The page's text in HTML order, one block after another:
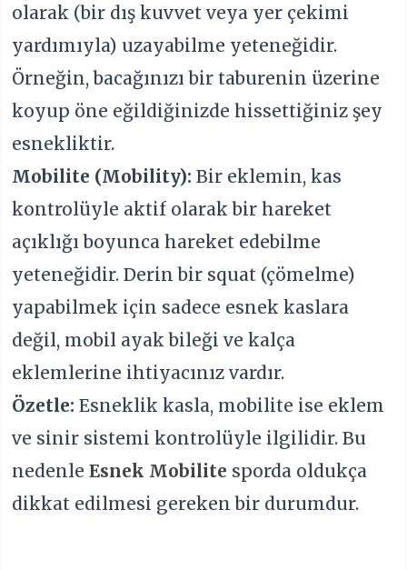
olarak (bir dış kuvvet veya yer çekimi
yardımıyla) uzayabilme yeteneğidir.
Örneğin, bacağınızı bir taburenin üzerine
koyup öne eğildiğinizde hissettiğiniz şey
esnekliktir.
Mobilite (Mobility): Bir eklemin, kas
kontrolüyle aktif olarak bir hareket
açıklığı boyunca hareket edebilme
yeteneğidir. Derin bir squat (çömelme)
yapabilmek için sadece esnek kaslara
değil, mobil ayak bileği ve kalça
eklemlerine ihtiyacınız vardır.
Özetle: Esneklik kasla, mobilite ise eklem
ve sinir sistemi kontrolüyle ilgilidir. Bu
nedenleEsnek Mobilite sporda oldukça
dikkat edilmesi gereken bir durumdur.